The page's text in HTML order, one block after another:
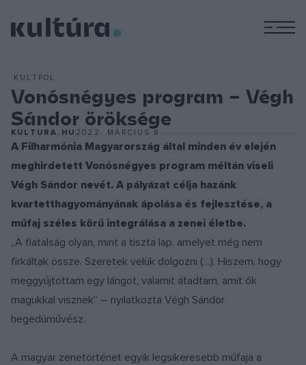
KULTPOL
Vonósnégyes program – Végh
Sándor öröksége
KULTURA.HU 2022. MÁRCIUS 8.
A Filharmónia Magyarország által minden év elején
meghirdetett Vonósnégyes program méltán viseli
Végh Sándor nevét. A pályázat célja hazánk
kvartetthagyományának ápolása és fejlesztése, a
műfaj széles körű integrálása a zenei életbe.
„A fiatalság olyan, mint a tiszta lap, amelyet még nem
firkáltak össze. Szeretek velük dolgozni (…). Hiszem, hogy
meggyújtottam egy lángot, valamit átadtam, amit ők
magukkal visznek” – nyilatkozta Végh Sándor
hegedűművész.
A magyar zenetörténet egyik legsikeresebb műfaja a